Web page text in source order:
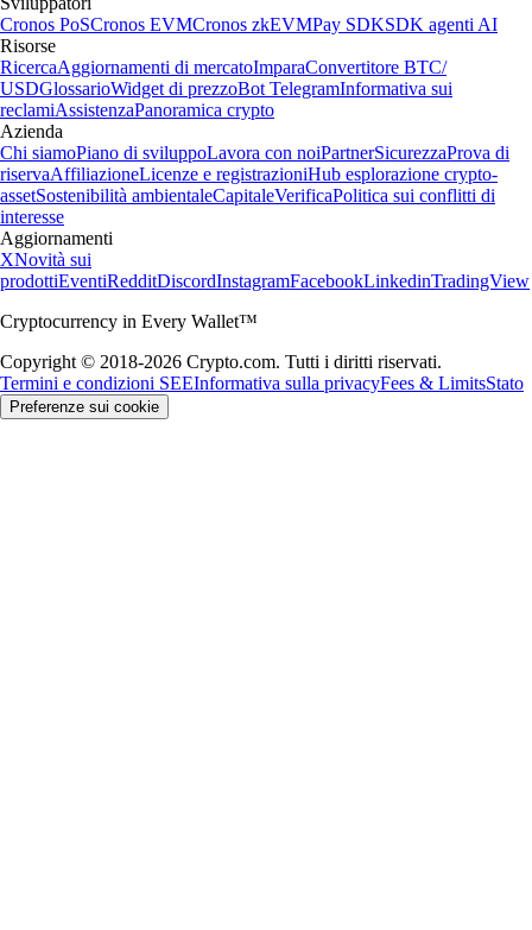
Cronos PoSCronos EVMCronos zkEVMPay SDKSDK agenti AI
Risorse
RicercaAggiornamenti di mercatoImparaConvertitore BTC/
USDGlossarioWidget di prezzoBot TelegramInformativa sui
reclamiAssistenzaPanoramica crypto
Azienda
Chi siamoPiano di sviluppoLavora con noiPartnerSicurezzaProva di
riservaAffiliazioneLicenze e registrazioniHub esplorazione crypto-
assetSostenibilità ambientaleCapitaleVerificaPolitica sui conflitti di
interesse
Aggiornamenti
XNovità sui
prodottiEventiRedditDiscordInstagramFacebookLinkedinTradingView
Cryptocurrency in Every Wallet™
Copyright © 2018-2026 Crypto.com. Tutti i diritti riservati.
Termini e condizioni SEEInformativa sulla privacyFees & LimitsStato
Preferenze sui cookie